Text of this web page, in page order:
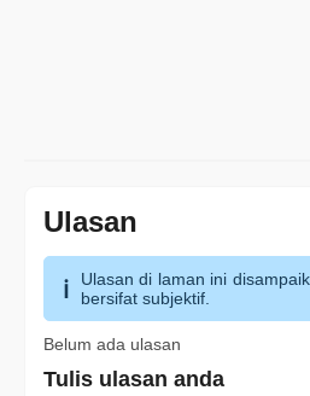
Ulasan
Ulasan di laman ini
bersifat subjektif.
Belum ada ulasan
Tulis ulasan anda